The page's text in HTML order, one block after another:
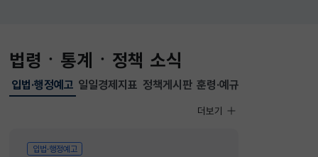
법령ㆍ통계ㆍ정책 소식
입법·행정예고
선택됨
입법·행정예고
입법·행정예고
입법·행정예고
더보기
일일경제지표 정책게시판 훈령·예규